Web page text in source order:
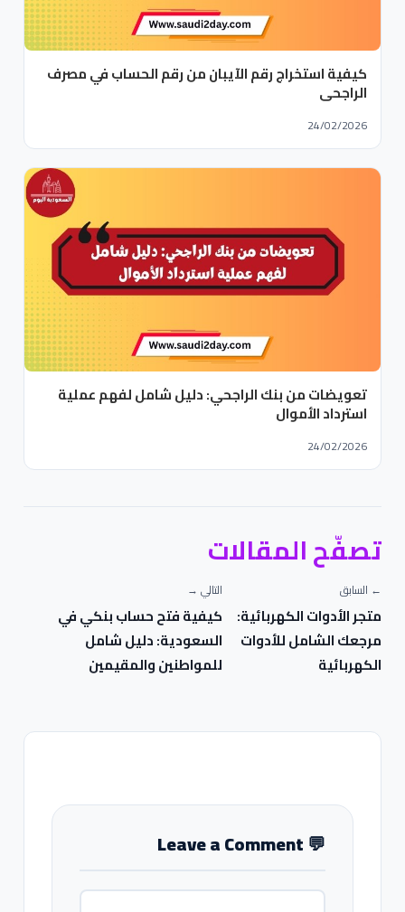
كيفية استخراج رقم الآيبان من رقم الحساب في مصرف
الراجحي
24/02/2026
تعويضات من بنك الراجحي: دليل شامل لفهم عملية
استرداد الأموال
24/02/2026
تصفّح المقالات
← السابق
متجر الأدوات الكهربائية:
مرجعك الشامل للأدوات
الكهربائية
التالي →
كيفية فتح حساب بنكي في
السعودية: دليل شامل
للمواطنين والمقيمين
💬